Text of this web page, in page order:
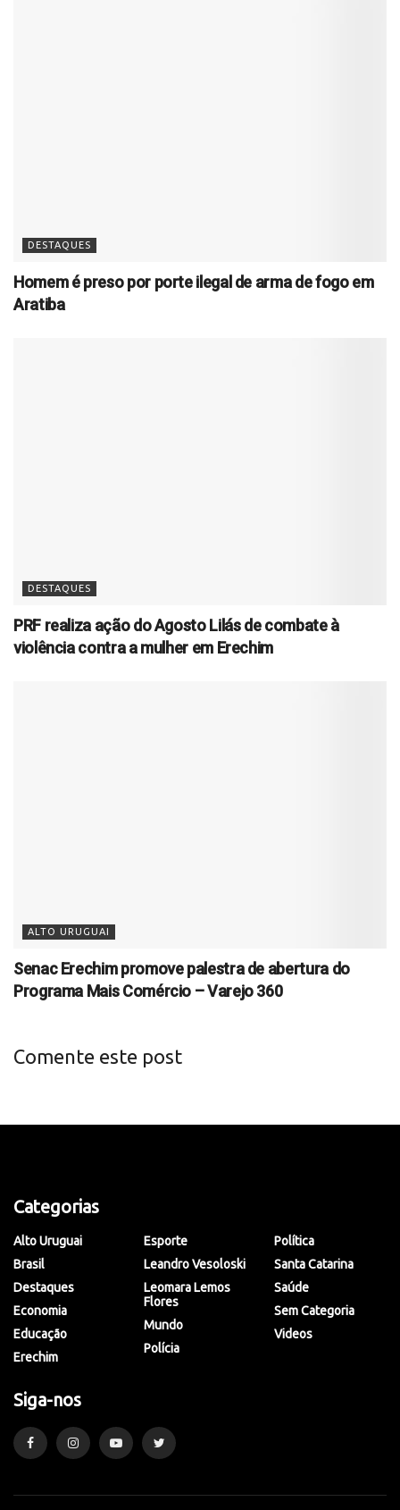
DESTAQUES
Homem é preso por porte ilegal de arma de fogo em
Aratiba
DESTAQUES
PRF realiza ação do Agosto Lilás de combate à
violência contra a mulher em Erechim
ALTO URUGUAI
Senac Erechim promove palestra de abertura do
Programa Mais Comércio – Varejo 360
Comente este post
Categorias
Alto Uruguai
Brasil
Destaques
Economia
Educação
Erechim
Esporte
Leandro Vesoloski
Leomara Lemos
Flores
Mundo
Polícia
Política
Santa Catarina
Saúde
Sem Categoria
Videos
Siga-nos